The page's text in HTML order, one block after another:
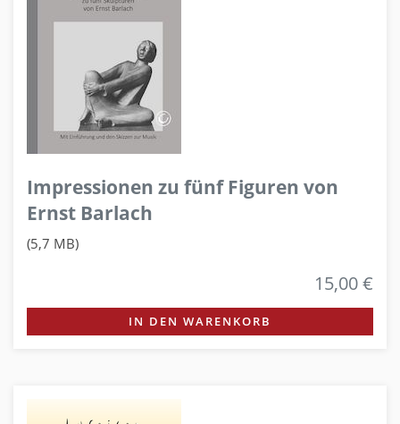
Impressionen zu fünf Figuren von
Ernst Barlach
(5,7 MB)
15,00 €
IN DEN WARENKORB